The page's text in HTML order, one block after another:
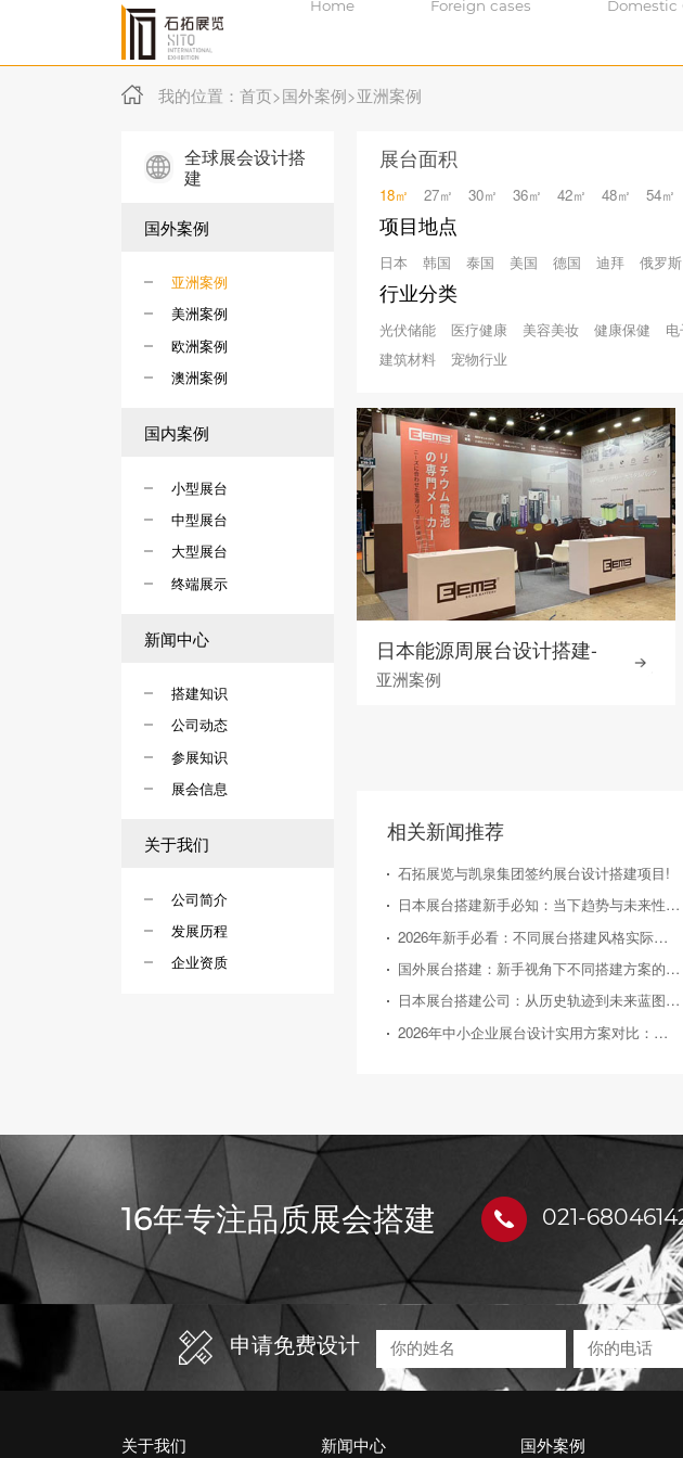
Home Foreign cases Domestic
我的位置： 首页>国外案例>亚洲案例
全球展会设计搭
建
国外案例
亚洲案例
美洲案例
欧洲案例
澳洲案例
国内案例
小型展台
中型展台
大型展台
终端展示
新闻中心
搭建知识
公司动态
参展知识
展会信息
关于我们
公司简介
发展历程
企业资质
展台面积
18㎡ 27㎡ 30㎡ 36㎡ 42㎡ 48㎡ 54㎡
项目地点
日本 韩国 泰国 美国 德国 迪拜 俄罗斯
行业分类
光伏储能 医疗健康 美容美妆 健康保健
建筑材料
宠物行业
日本能源周展台设计搭建-
亚洲案例
相关新闻推荐
石拓展览与凯泉集团签约展台设计搭建项目!
日本展台搭建新手必知：当下趋势与未来性价比走向
2026年新手必看：不同展台搭建风格实际效果对比评测
国外展台搭建：新手视角下不同搭建方案的性价比对比
日本展台搭建公司：从历史轨迹到未来蓝图的深度剖析
2026年中小企业展台设计实用方案对比：助力性价比之选
16年专注品质展会搭建 021-
申请免费设计
关于我们 新闻中心 国外案例